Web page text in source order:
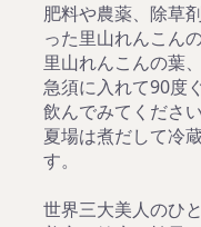
肥料や農薬、除草
った里山れんこん
里山れんこんの葉
急須に入れて90度
飲んでみてください
夏場は煮だして冷
す。
世界三大美人のひ